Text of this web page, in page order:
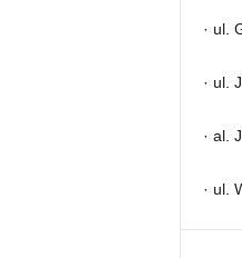
· ul.
· ul.
· al.
· ul.